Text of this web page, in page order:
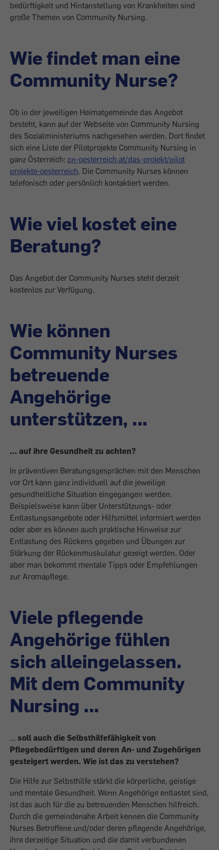
bedürftigkeit und Hintanstellung von Krankheiten sind
große Themen von Community Nursing.
Wie findet man eine
Community Nurse?
Ob in der jeweiligen Heimatgemeinde das Angebot
besteht, kann auf der Webseite von Community Nursing
des Sozialministeriums nachgesehen werden. Dort findet
sich eine Liste der Pilotprojekte Community Nursing in
ganz Österreich: cn-oesterreich.at/das-projekt/pilot
projekte-oesterreich. Die Community Nurses können
telefonisch oder persönlich kontaktiert werden.
Wie viel kostet eine
Beratung?
Das Angebot der Community Nurses steht derzeit
kostenlos zur Verfügung.
Wie können
Community ­Nurses
betreuende
Angehörige
unterstützen, ...
... auf ihre Gesundheit zu achten?
In präventiven Beratungsgesprächen mit den Menschen
vor Ort kann ganz individuell auf die jeweilige
gesundheitliche Situation eingegangen werden.
Beispielsweise kann über Unterstützungs- oder
Entlastungsangebote oder Hilfsmittel informiert werden
oder aber es können auch praktische Hinweise zur
Entlastung des Rückens ­gegeben und Übungen zur
Stärkung der Rückenmuskulatur gezeigt werden. Oder
aber man bekommt mentale Tipps oder Empfehlungen
zur Aromapflege.
Viele pflegende
Angehörige fühlen
sich alleingelassen.
Mit dem Community
Nursing ...
... soll auch die Selbsthilfefähigkeit von
Pflegebedürftigen und deren An- und Zugehörigen
gesteigert werden. Wie ist das zu verstehen?
Die Hilfe zur Selbsthilfe stärkt die körperliche, geistige
und mentale Gesundheit. Wenn Angehörige entlastet sind,
ist das auch für die zu betreuenden Menschen hilfreich.
Durch die gemeindenahe Arbeit kennen die Community
Nurses Betrof­fene und/oder deren pflegende Ange­hörige,
ihre derzeitige Situation und die damit verbundenen